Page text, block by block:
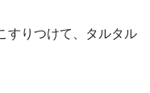
すりつけて、タルタル